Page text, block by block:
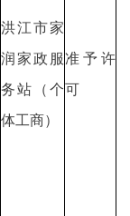
洪江市家
润家政服
务站（个
体工商）
准予许
可